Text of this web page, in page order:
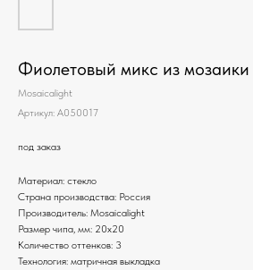
Фиолетовый микс из
Mosaicalight
Артикул: A050017
под заказ
Материал: стекло
Страна производства: Россия
Производитель: Mosaicalight
Размер чипа, мм: 20х20
Количество оттенков: 3
Технология: матричная выкладка